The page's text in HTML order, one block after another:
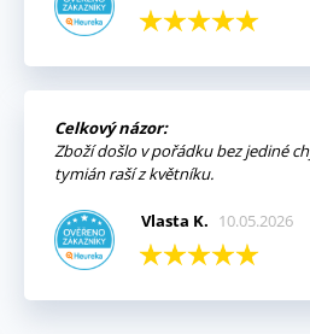
Celkový názor:
Zboží došlo v pořádku bez jediné
tymián raší z květníku.
Vlasta K. 10.05.2026